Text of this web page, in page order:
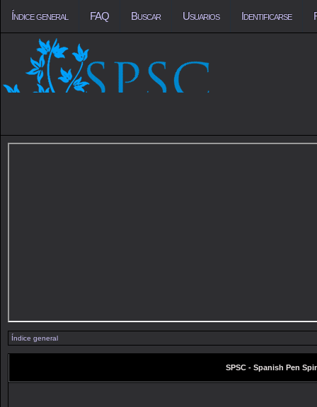
Índice general FAQ Buscar Usuarios Identificarse
Índice general
SPSC - Spanish Pen